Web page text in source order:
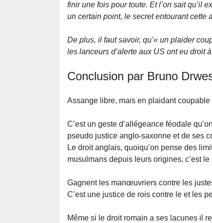
finir une fois pour toute. Et l’on sait qu’il
un certain point, le secret entourant cette
De plus, il faut savoir, qu’« un plaider
les lanceurs d’alerte aux US ont eu droit
Conclusion par Bruno
Assange libre, mais en plaidant
C’est un geste d’allégeance féodale
pseudo justice anglo-saxonne et de ses
Le droit anglais, quoiqu’on pense des
musulmans depuis leurs origines, c’est
Gagnent les manœuvriers contre les
C’est une justice de rois contre le et les
Même si le droit romain a ses lacunes il